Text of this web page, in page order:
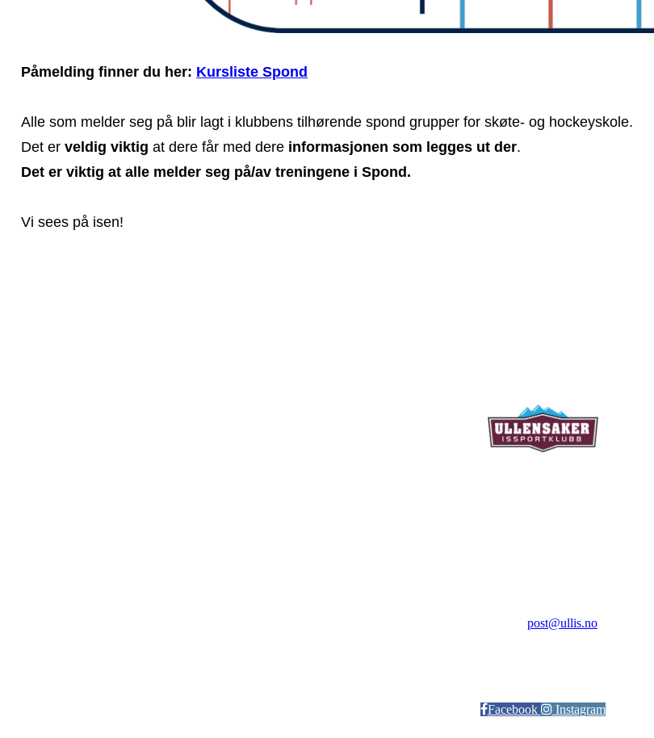
Påmelding finner du her: Kursliste Spond
Alle som melder seg på blir lagt i klubbens tilhørende spond grupper for skøte- og hockeyskole.
Det er veldig viktig at dere får med dere informasjonen som legges ut der.
Det er viktig at alle melder seg på/av treningene i Spond.
Vi sees på isen!
post@ullis.no
Facebook Instagram